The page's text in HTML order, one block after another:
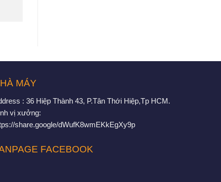
MÁY
: 36 Hiệp Thành 43, P.Tân Thới Hiệp,Tp HCM.
vị xưởng:
share.google/dWufK8wmEKkEgXy9p
FACEBOOK